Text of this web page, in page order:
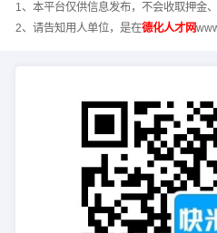
1、本平台仅供信息发布，不会收取押金、
2、请告知用人单位，是在德化人才网